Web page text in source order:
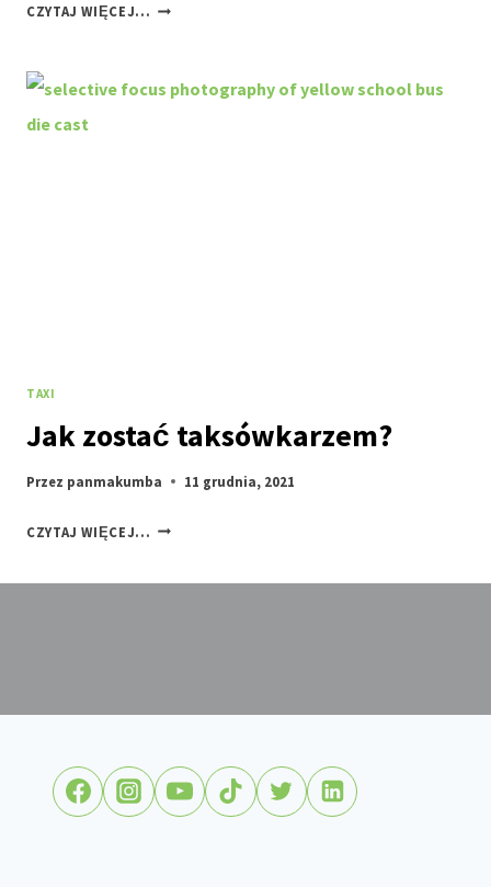
CZYTAJ WIĘCEJ...
WYBRAĆ?
TAXI
Jak zostać taksówkarzem?
Przez panmakumba 11 grudnia, 2021
CZYTAJ WIĘCEJ... JAK
TAKSÓWKARZEM?